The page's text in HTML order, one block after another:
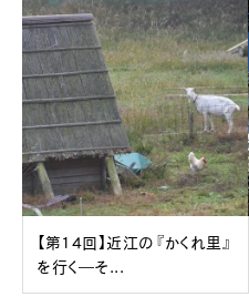
【第14回】近江の『かくれ里』
を行く―そ...